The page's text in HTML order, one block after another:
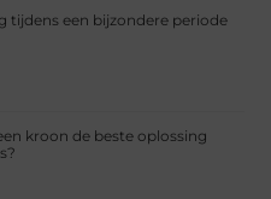
tijdens een bijzondere periode
kroon de beste oplossing